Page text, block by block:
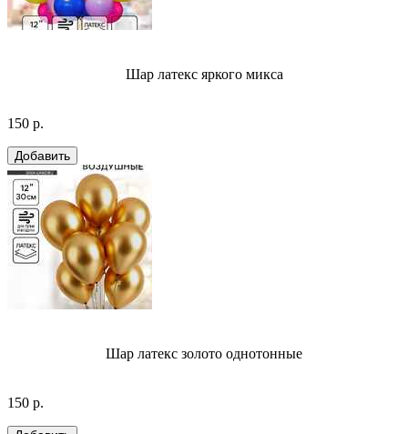
Шар латекс яркого микса
150 р.
Шар латекс золото однотонные
150 р.